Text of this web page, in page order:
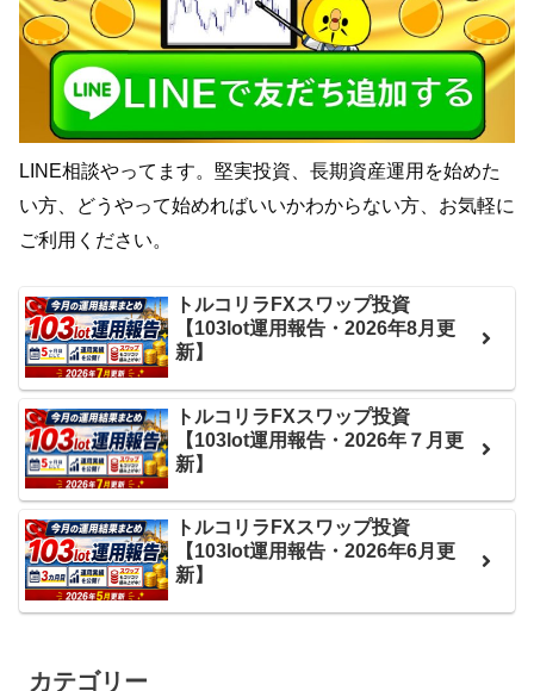
LINE相談やってます。堅実投資、長期資産運用を始めた
い方、どうやって始めればいいかわからない方、お気軽に
ご利用ください。
トルコリラFXスワップ投資
【103lot運用報告・2026年8月更
新】
トルコリラFXスワップ投資
【103lot運用報告・2026年７月更
新】
トルコリラFXスワップ投資
【103lot運用報告・2026年6月更
新】
カテゴリー